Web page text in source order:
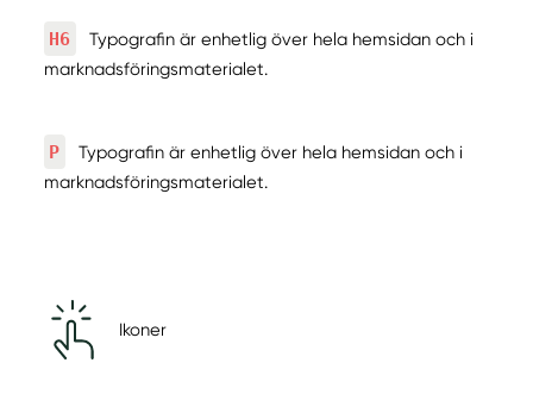
H6
Typografin är enhetlig över hela hemsidan och i
marknadsföringsmaterialet.
P
Typografin är enhetlig över hela hemsidan och i
marknadsföringsmaterialet.
Ikoner